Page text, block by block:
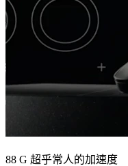
88 G 超乎常人的加速度